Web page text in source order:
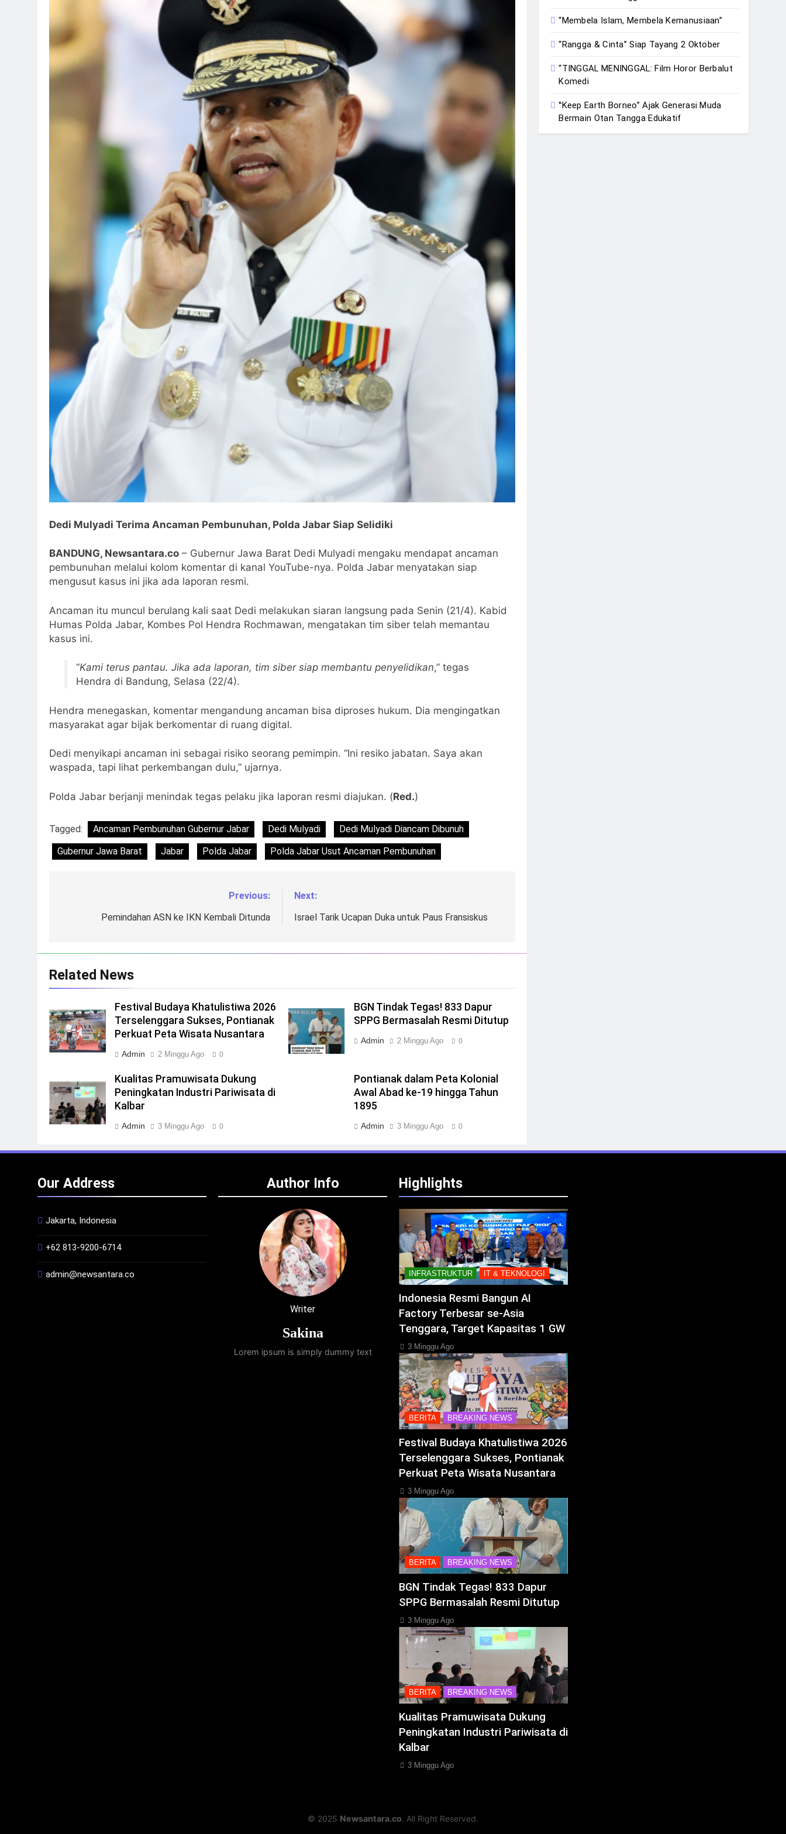
Dedi Mulyadi Terima Ancaman Pembunuhan, Polda Jabar Siap Selidiki
BANDUNG, Newsantara.co – Gubernur Jawa Barat Dedi Mulyadi mengaku mendapat ancaman
pembunuhan melalui kolom komentar di kanal YouTube-nya. Polda Jabar menyatakan siap
mengusut kasus ini jika ada laporan resmi.
Ancaman itu muncul berulang kali saat Dedi melakukan siaran langsung pada Senin (21/4). Kabid
Humas Polda Jabar, Kombes Pol Hendra Rochmawan, mengatakan tim siber telah memantau
kasus ini.
“Kami terus pantau. Jika ada laporan, tim siber siap membantu penyelidikan,” tegas
Hendra di Bandung, Selasa (22/4).
Hendra menegaskan, komentar mengandung ancaman bisa diproses hukum. Dia mengingatkan
masyarakat agar bijak berkomentar di ruang digital.
Dedi menyikapi ancaman ini sebagai risiko seorang pemimpin. “Ini resiko jabatan. Saya akan
waspada, tapi lihat perkembangan dulu,” ujarnya.
Polda Jabar berjanji menindak tegas pelaku jika laporan resmi diajukan. (Red.)
Tagged: Ancaman Pembunuhan Gubernur Jabar Dedi Mulyadi
Dedi Mulyadi Diancam Dibunuh
Gubernur Jawa Barat
Jabar Polda Jabar Polda Jabar Usut Ancaman Pembunuhan
Previous:
Pemindahan ASN ke IKN Kembali Ditunda
Next:
Israel Tarik Ucapan Duka untuk Paus Fransiskus
Related News
Festival Budaya Khatulistiwa 2026
Terselenggara Sukses, Pontianak
Perkuat Peta Wisata Nusantara
Admin 2 Minggu Ago 0
BGN Tindak Tegas! 833 Dapur
SPPG Bermasalah Resmi Ditutup
Admin 2 Minggu Ago 0
Kualitas Pramuwisata Dukung
Peningkatan Industri Pariwisata di
Kalbar
Admin 3 Minggu Ago 0
Pontianak dalam Peta Kolonial
Awal Abad ke-19 hingga Tahun
1895
Admin 3 Minggu Ago 0
“Membela Islam, Membela Kemanusiaan”
“Rangga & Cinta” Siap Tayang 2 Oktober
“TINGGAL MENINGGAL: Film Horor Berbalut
Komedi
‟Keep Earth Borneo” Ajak Generasi Muda
Bermain Otan Tangga Edukatif
Our Address
Jakarta, Indonesia
+62 813-9200-6714
admin@newsantara.co
Author Info
Writer
Sakina
Lorem ipsum is simply dummy text
Highlights
INFRASTRUKTUR IT & TEKNOLOGI
Indonesia Resmi Bangun AI
Factory Terbesar se-Asia
Tenggara, Target Kapasitas 1 GW
3 Minggu Ago
BERITA BREAKING NEWS
Festival Budaya Khatulistiwa 2026
Terselenggara Sukses, Pontianak
Perkuat Peta Wisata Nusantara
3 Minggu Ago
BERITA BREAKING NEWS
BGN Tindak Tegas! 833 Dapur
SPPG Bermasalah Resmi Ditutup
3 Minggu Ago
BERITA BREAKING NEWS
Kualitas Pramuwisata Dukung
Peningkatan Industri Pariwisata di
Kalbar
3 Minggu Ago
© 2025 Newsantara.co. All Right Reserved.